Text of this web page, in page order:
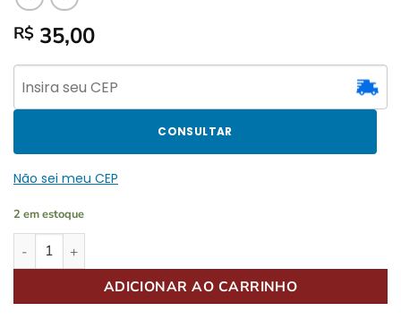
R$ 35,00
CONSULTAR
Não sei meu CEP
2 em estoque
Baqueta C.Ibanez X-Pro Eletronic Series Marfim 7A com
ADICIONAR AO CARRINHO